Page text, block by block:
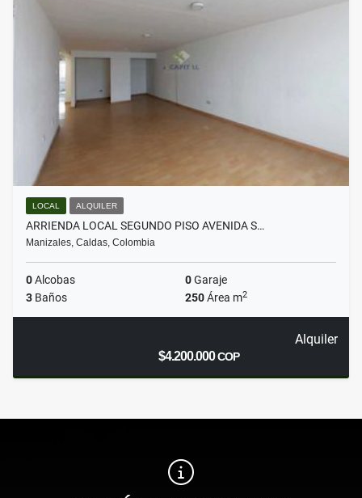
LOCAL ALQUILER
ARRIENDA LOCAL SEGUNDO PISO AVENIDA S…
Manizales, Caldas, Colombia
0Alcobas 0Garaje
3 Baños 250Área m2
Alquiler
$4.200.000COP